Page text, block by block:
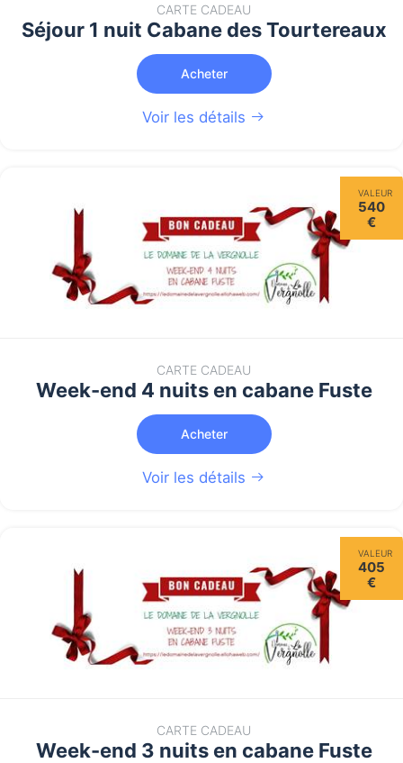
CARTE CADEAU
Séjour 1 nuit Cabane des Tourtereaux
Acheter
Voir les détails
VALEUR
540
€
CARTE CADEAU
Week-end 4 nuits en cabane Fuste
Acheter
Voir les détails
VALEUR
405
€
CARTE CADEAU
Week-end 3 nuits en cabane Fuste